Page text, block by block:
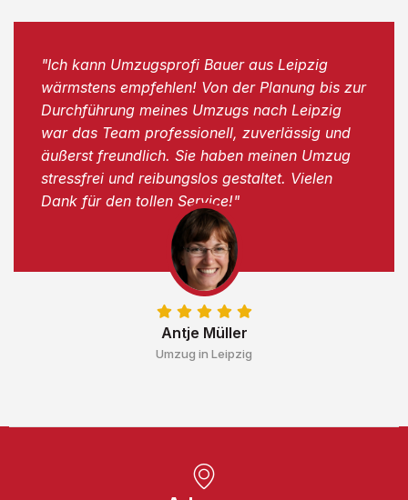
Antje Müller
Umzug in Leipzig
"Ich kann Umzugsprofi Bauer aus Leipzig
wärmstens empfehlen! Von der Planung bis zur
Durchführung meines Umzugs nach Leipzig
war das Team professionell, zuverlässig und
äußerst freundlich. Sie haben meinen Umzug
stressfrei und reibungslos gestaltet. Vielen
Dank für den tollen Service!"